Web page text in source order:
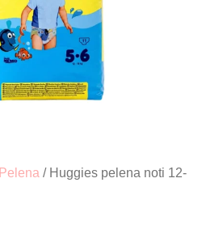
Pelena / Huggies pelena noti 12-